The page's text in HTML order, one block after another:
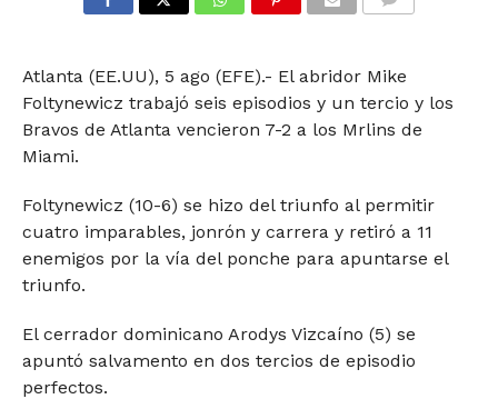
Atlanta (EE.UU), 5 ago (EFE).- El abridor Mike
Foltynewicz trabajó seis episodios y un tercio y los
Bravos de Atlanta vencieron 7-2 a los Mrlins de
Miami.
Foltynewicz (10-6) se hizo del triunfo al permitir
cuatro imparables, jonrón y carrera y retiró a 11
enemigos por la vía del ponche para apuntarse el
triunfo.
El cerrador dominicano Arodys Vizcaíno (5) se
apuntó salvamento en dos tercios de episodio
perfectos.